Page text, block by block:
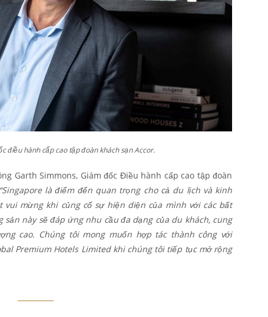
điều hành cấp cao tập đoàn khách sạn Accor.
Garth Simmons, Giám đốc Điều hành cấp cao tập đoàn
“Singapore là điểm đến quan trọng cho cả du lịch và kinh
vui mừng khi củng cố sự hiện diện của mình với các bất
này sẽ đáp ứng nhu cầu đa dạng của du khách, cung
cao. Chúng tôi mong muốn hợp tác thành công với
Premium Hotels Limited khi chúng tôi tiếp tục mở rộng